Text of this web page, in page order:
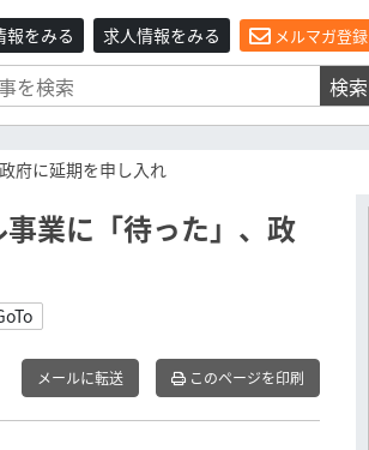
報をみる 求人情報をみる メルマガ登録
検索
府に延期を申し入れ
業に「待った」、政
メールに転送 このページを印刷